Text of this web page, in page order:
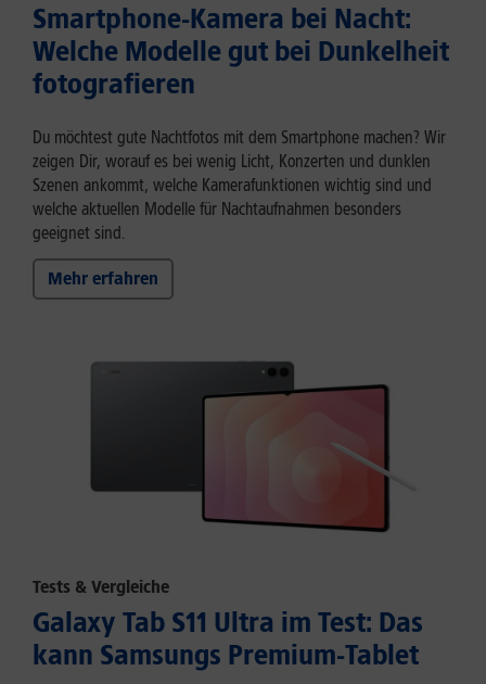
Smartphone-Kamera bei Nacht:
Welche Modelle gut bei Dunkelheit
fotografieren
Du möchtest gute Nachtfotos mit dem Smartphone machen? Wir
zeigen Dir, worauf es bei wenig Licht, Konzerten und dunklen
Szenen ankommt, welche Kamerafunktionen wichtig sind und
welche aktuellen Modelle für Nachtaufnahmen besonders
geeignet sind.
Mehr erfahren
Tests & Vergleiche
Galaxy Tab S11 Ultra im Test: Das
kann Samsungs Premium-Tablet